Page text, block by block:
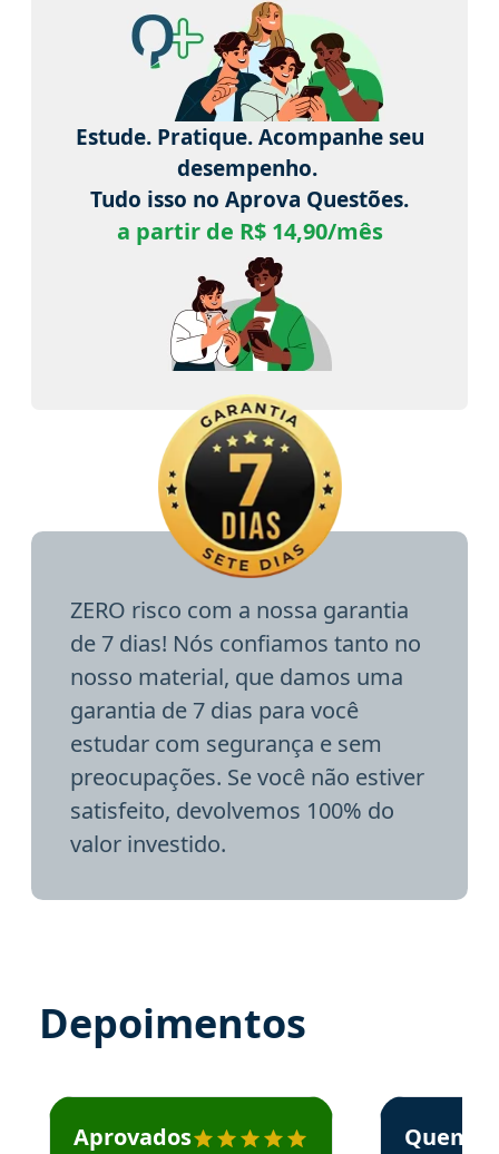
Estude. Pratique. Acompanhe seu
desempenho.
Tudo isso no Aprova Questões.
a partir de R$ 14,90/mês
ZERO risco com a nossa garantia
de 7 dias! Nós confiamos tanto no
nosso material, que damos uma
garantia de 7 dias para você
estudar com segurança e sem
preocupações. Se você não estiver
satisfeito, devolvemos 100% do
valor investido.
Depoimentos
Estudante José recomenda o Aprova Concursos em
Aprovados
Estudante
Quem